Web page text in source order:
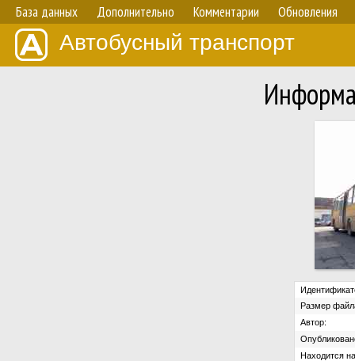
База данных Дополнительно Комментарии Обновления
Автобусный транспорт
Размер
Автор:
Находится